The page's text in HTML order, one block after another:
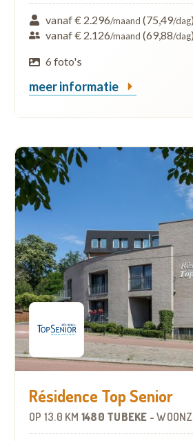
vanaf € 2.296/maand (75,49/dag)
vanaf € 2.126/maand (69,88/dag)
6 foto's
meer informatie
Résidence Top Senior
OP 13.0 KM 1480 TUBEKE -